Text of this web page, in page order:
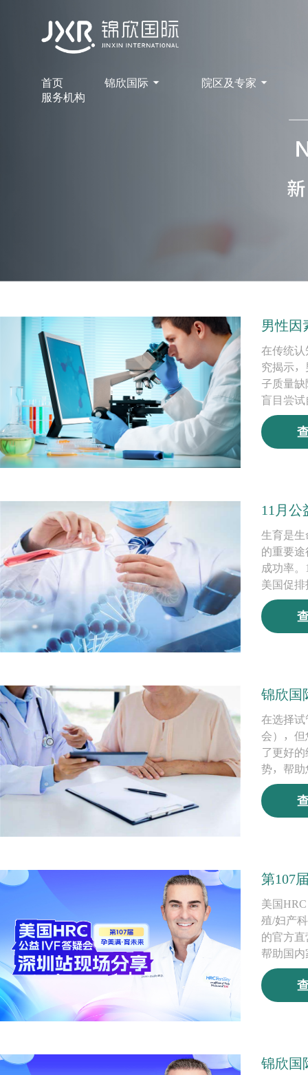
首页 锦欣国际
院区及专家
服务机构
男性因
在传统认
究揭示，
子质量
盲目尝试
11月公
生育是生
的重要
成功率
美国促
锦欣国
在选择试
会），但
了更好
势，帮助
第107
美国
殖/妇产
的官方
帮助国
锦欣国